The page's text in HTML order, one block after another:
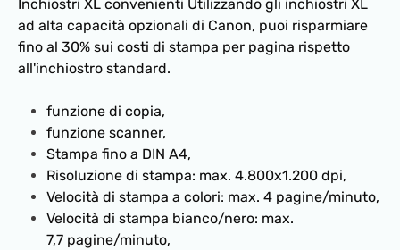
Inchiostri XL convenienti Utilizzando gli inchiostri XL
ad alta capacità opzionali di Canon, puoi risparmiare
fino al 30% sui costi di stampa per pagina rispetto
all'inchiostro standard.
funzione di copia,
funzione scanner,
Stampa fino a DIN A4,
Risoluzione di stampa: max. 4.800x1.200 dpi,
Velocità di stampa a colori: max. 4 pagine/minuto,
Velocità di stampa bianco/nero: max.
7,7 pagine/minuto,